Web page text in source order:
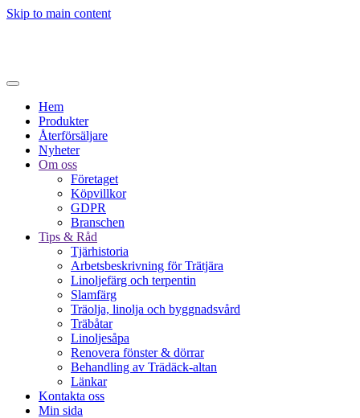
Skip to main content
Hem
Produkter
Återförsäljare
Nyheter
Om oss
Företaget
Köpvillkor
GDPR
Branschen
Tips & Råd
Tjärhistoria
Arbetsbeskrivning för Trätjära
Linoljefärg och terpentin
Slamfärg
Träolja, linolja och byggnadsvård
Träbåtar
Linoljesåpa
Renovera fönster & dörrar
Behandling av Trädäck-altan
Länkar
Kontakta oss
Min sida